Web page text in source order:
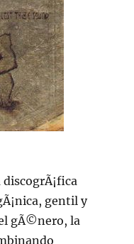
gentil y
gÃ©nero, la